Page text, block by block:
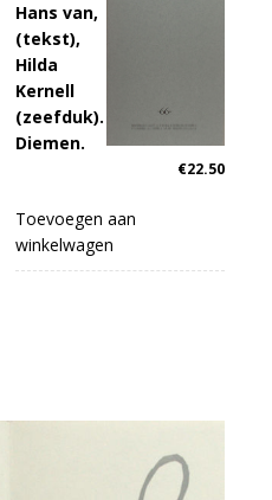
Hans van,
(tekst),
Hilda
Kernell
(zeefduk).
Diemen.
€22.50
Toevoegen aan
winkelwagen